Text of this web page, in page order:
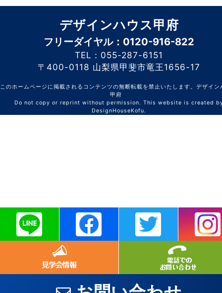
デザインハウス甲府
フリーダイヤル：0120-916-822
TEL：055-287-6151
〒400-0118 山梨県甲斐市竜王1656-17
このホームページに掲載されるコンテンツの無断転載を禁止いたします。デザイン
甲府
Do not copy or reprint without permission. This website is created
DesignHouseKofu.